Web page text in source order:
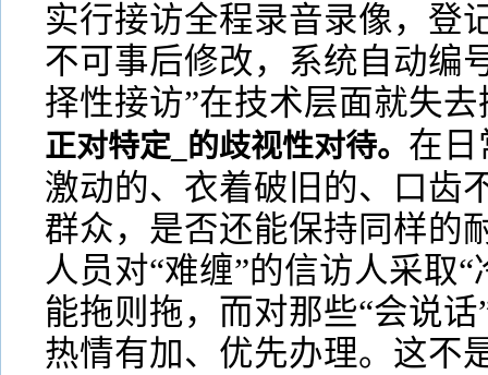
实行接访全程录音录像，登
不可事后修改，系统自动编
择性接访”在技术层面就失
正对特定_的歧视性对待。 在日
激动的、衣着破旧的、口齿
群众，是否还能保持同样的
人员对“难缠”的信访人采取
能拖则拖，而对那些“会说
热情有加、优先办理。这不